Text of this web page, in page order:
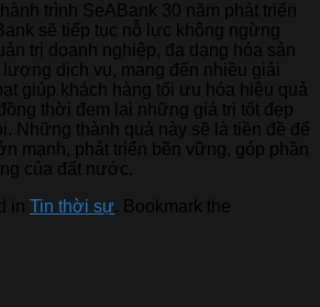
trình SeABank 30 năm phát triển
sẽ tiếp tục nỗ lực không ngừng
trị doanh nghiệp, đa dạng hóa sản
dịch vụ, mang đến nhiều giải
giúp khách hàng tối ưu hóa hiệu quả
thời đem lại những giá trị tốt đẹp
Những thành quả này sẽ là tiền đề để
mạnh, phát triển bền vững, góp phần
của đất nước.
in Tin thời sự. Bookmark the